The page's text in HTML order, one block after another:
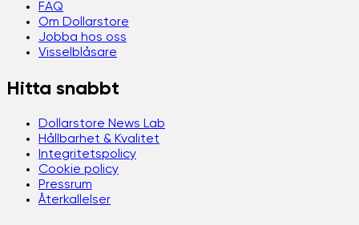
FAQ
Om Dollarstore
Jobba hos oss
Visselblåsare
Hitta snabbt
Dollarstore News Lab
Hållbarhet & Kvalitet
Integritetspolicy
Cookie policy
Pressrum
Återkallelser